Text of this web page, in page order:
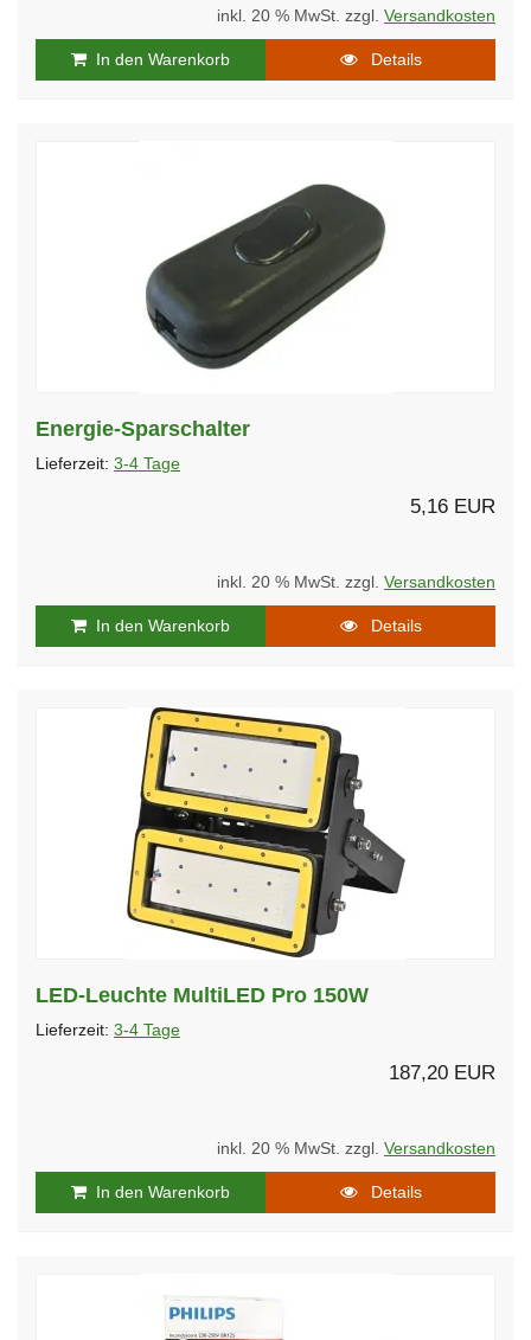
inkl. 20 % MwSt. zzgl. Versandkosten
In den Warenkorb Details
Energie-Sparschalter
Lieferzeit: 3-4 Tage
5,16 EUR
inkl. 20 % MwSt. zzgl. Versandkosten
In den Warenkorb Details
LED-Leuchte MultiLED Pro 150W
Lieferzeit: 3-4 Tage
187,20 EUR
inkl. 20 % MwSt. zzgl. Versandkosten
In den Warenkorb Details